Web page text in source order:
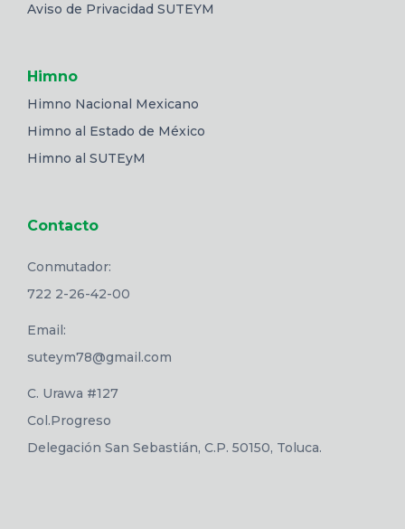
Aviso de Privacidad SUTEYM
Himno
Himno Nacional Mexicano
Himno al Estado de México
Himno al SUTEyM
Contacto
Conmutador:
722 2-26-42-00
Email:
suteym78@gmail.com
C. Urawa #127
Col.Progreso
Delegación San Sebastián, C.P. 50150, Toluca.